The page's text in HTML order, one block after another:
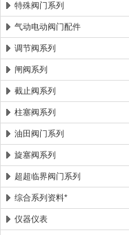
特殊阀门系列
气动电动阀门配件
调节阀系列
闸阀系列
截止阀系列
柱塞阀系列
油田阀门系列
旋塞阀系列
超超临界阀门系列
综合系列资料*
仪器仪表